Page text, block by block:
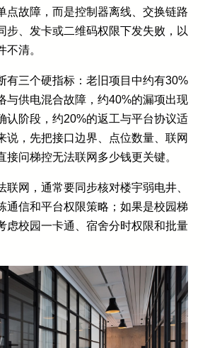
点故障，而是控制器离线、交换链路
步、发卡或二维码权限下发失败，以
不清。
有三个硬指标：老旧项目中约有30%
与供电混合故障，约40%的漏项出现
认阶段，约20%的返工与平台协议适
说，先把接口边界、点位数量、联网
接问梯控无法联网多少钱更关键。
联网，通常要同步核对楼宇弱电井、
通信和平台权限策略；如果是校园梯
虑校园一卡通、宿舍分时权限和批量